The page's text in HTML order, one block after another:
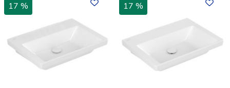
17 % 17 %